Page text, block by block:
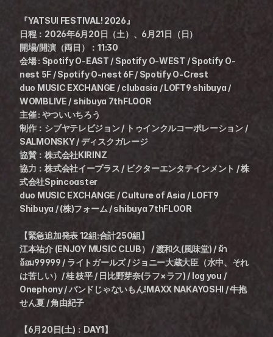
『YATSUI FESTIVAL! 2026』
日程：2026年6月20日（土）、6月21日（日）
開場/開演（両日）：11:30
会場 : Spotify O-EAST / Spotify O-WEST / Spotify O-
nest 5F / Spotify O-nest 6F / Spotify O-Crest
duo MUSIC EXCHANGE / clubasia / LOFT9 shibuya /
WOMBLIVE / shibuya 7thFLOOR
主催 : やついいちろう
制作：シブヤテレビジョン / トゥインクルコーポレーション /
SALMONSKY / ディスクガレージ
協賛：株式会社KIRINZ
協力：株式会社イープラス / ビクターエンタテインメント / 株
式会社Spincoaster
duo MUSIC EXCHANGE / Culture of Asia / LOFT9
Shibuya / (株)フォーム / shibuya 7thFLOOR
【緊急追加発表 12組:合計250組】
江本祐介 (ENJOY MUSIC CLUB） / 渡和久(風味堂) / ผ้า
อ้อม99999 / ライトガールズ / ジョニー大蔵大臣（水中、それ
は苦しい）/ 桂 枝平 / 日比野芽奈(ラフ×ラフ) / log you /
Onephony / バンドじゃないもん!MAXX NAKAYOSHI / 牛抱
せん夏 / 角由紀子
【6月20日(土)：DAY1】